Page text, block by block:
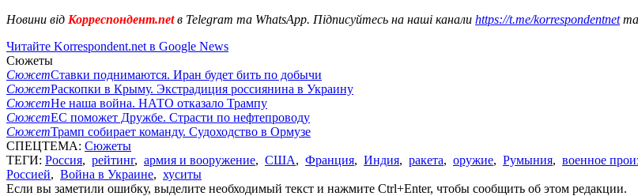
Новини від Корреспондент.netв Telegram та WhatsApp. Підписуйтесь на наші канали https://t.me/korrespondentnetта
Читайте Korrespondent.net в Google News
Сюжеты
СюжетСтавки поднимаются. Иран будет бить по добычи
СюжетРаскопки в Крыму. Экстрадиция россиянина в Украину
СюжетНе наша война. НАТО отказало Трампу
СюжетЕС поможет Дружбе. Страсти по нефтепроводу
СюжетТрамп собирает команду. Судоходство в Ормузе
СПЕЦТЕМА: Сюжеты
ТЕГИ: Россия, рейтинг, армия и вооружение, США, Франция, Индия, ракета, оружие, Румыния, военное
Россией, Война в Украине, хуситы
Если вы заметили ошибку, выделите необходимый текст и нажмите Ctrl+Enter, чтобы сообщить об этом редакции.